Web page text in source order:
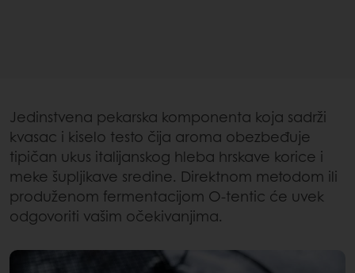
Jedinstvena pekarska komponenta koja sadrži
kvasac i kiselo testo čija aroma obezbeđuje
tipičan ukus italijanskog hleba hrskave korice i
meke šupljikave sredine. Direktnom metodom ili
produženom fermentacijom O-tentic će uvek
odgovoriti vašim očekivanjima.